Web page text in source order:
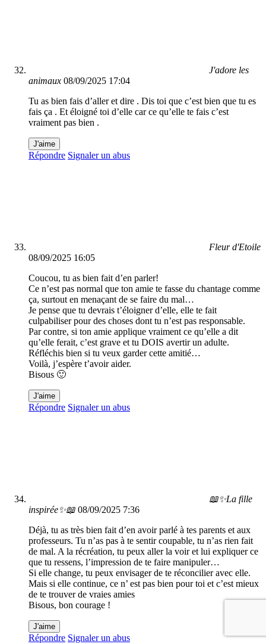
J'adore les
animaux 08/09/2025 17:04
Tu as bien fais d’aller et dire . Dis toi que c’est bien que tu es
fais ça . Et éloigné toi d’elle car ce qu’elle te fais c’est
vraiment pas bien .
J'aime
Répondre Signaler un abus
Fleur d'Etoile
08/09/2025 16:05
Coucou, tu as bien fait d’en parler!
Ce n’est pas normal que ton amie te fasse du chantage comme
ça, surtout en menaçant de se faire du mal…
Je pense que tu devrais t’éloigner d’elle, elle te fait
culpabiliser pour des choses dont tu n’est pas responsable.
Par contre, si ton amie applique vraiment ce qu’elle a dit
qu’elle ferait, c’est grave et tu DOIS avertir un adulte.
Réfléchis bien si tu veux garder cette amitié…
Voilà, j’espère t’avoir aider.
Bisous 🙂
J'aime
Répondre Signaler un abus
📖✨La fille
inspirée✨📖 08/09/2025 7:36
Déjà, tu as très bien fait d’en avoir parlé à tes parents et aux
professeurs. Tu n’as pas à te sentir coupable, tu n’as rien fait
de mal. A la récréation, tu peux aller la voir et lui expliquer ce
que tu ressens, l’impression de te faire manipuler…
Si elle change, tu peux envisager de te réconcilier avec elle.
Mais si elle continue, ce n’ est pas bien pour toi et c’est mieux
de te trouver de vraies amies
Bisous, bon courage !
J'aime
Répondre Signaler un abus